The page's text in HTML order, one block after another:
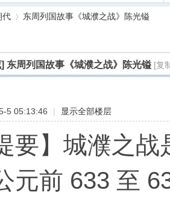
代
›
东周列国故事《城濮之战》陈光镒
东周列国故事《城濮之战》陈光镒 [复
5 05:13:46 | 显示全部楼层
要】城濮之
元前 633 至